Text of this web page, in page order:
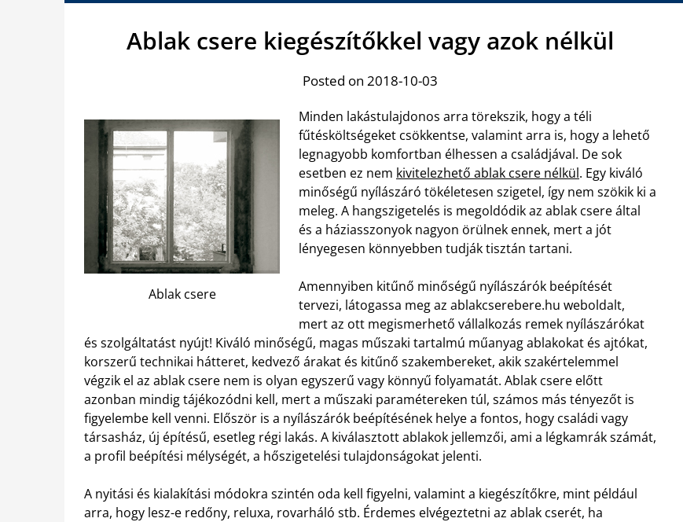
Ablak csere kiegészítőkkel vagy azok nélkül
Posted on 2018-10-03
Ablak csere
Minden lakástulajdonos arra törekszik, hogy a téli
fűtésköltségeket csökkentse, valamint arra is, hogy a lehető
legnagyobb komfortban élhessen a családjával. De sok
esetben ez nem kivitelezhető ablak csere nélkül. Egy kiváló
minőségű nyílászáró tökéletesen szigetel, így nem szökik ki a
meleg. A hangszigetelés is megoldódik az ablak csere által
és a háziasszonyok nagyon örülnek ennek, mert a jót
lényegesen könnyebben tudják tisztán tartani.
Amennyiben kitűnő minőségű nyílászárók beépítését
tervezi, látogassa meg az ablakcserebere.hu weboldalt,
mert az ott megismerhető vállalkozás remek nyílászárókat
és szolgáltatást nyújt! Kiváló minőségű, magas műszaki tartalmú műanyag ablakokat és ajtókat,
korszerű technikai hátteret, kedvező árakat és kitűnő szakembereket, akik szakértelemmel
végzik el az ablak csere nem is olyan egyszerű vagy könnyű folyamatát. Ablak csere előtt
azonban mindig tájékozódni kell, mert a műszaki paramétereken túl, számos más tényezőt is
figyelembe kell venni. Először is a nyílászárók beépítésének helye a fontos, hogy családi vagy
társasház, új építésű, esetleg régi lakás. A kiválasztott ablakok jellemzői, ami a légkamrák számát,
a profil beépítési mélységét, a hőszigetelési tulajdonságokat jelenti.
A nyitási és kialakítási módokra szintén oda kell figyelni, valamint a kiegészítőkre, mint például
arra, hogy lesz-e redőny, reluxa, rovarháló stb. Érdemes elvégeztetni az ablak cserét, ha